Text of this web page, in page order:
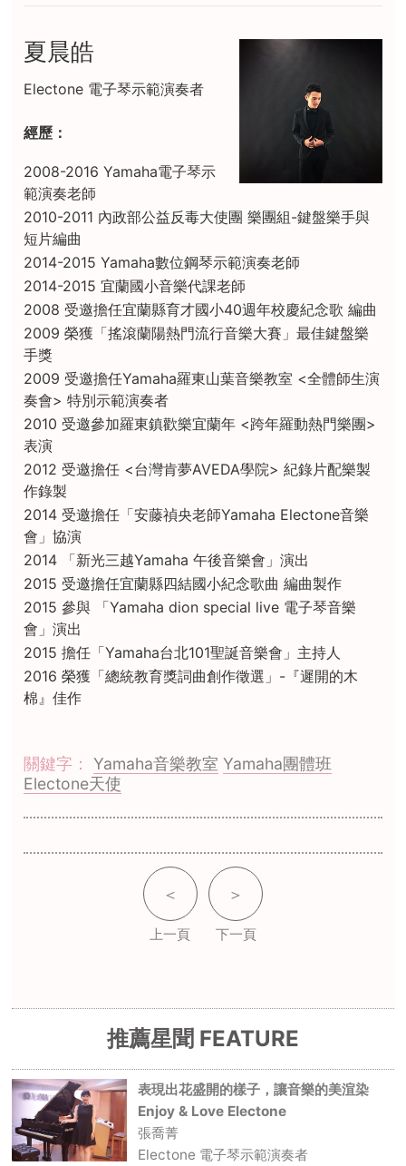
夏晨皓
Electone 電子琴示範演奏者
經歷：
2008-2016 Yamaha電子琴示
範演奏老師
2010-2011 內政部公益反毒大使團 樂團組-鍵盤樂手與
短片編曲
2014-2015 Yamaha數位鋼琴示範演奏老師
2014-2015 宜蘭國小音樂代課老師
2008 受邀擔任宜蘭縣育才國小40週年校慶紀念歌 編曲
2009 榮獲「搖滾蘭陽熱門流行音樂大賽」最佳鍵盤樂
手獎
2009 受邀擔任Yamaha羅東山葉音樂教室 <全體師生演
奏會> 特別示範演奏者
2010 受邀參加羅東鎮歡樂宜蘭年 <跨年羅動熱門樂團>
表演
2012 受邀擔任 <台灣肯夢AVEDA學院> 紀錄片配樂製
作錄製
2014 受邀擔任「安藤禎央老師Yamaha Electone音樂
會」協演
2014 「新光三越Yamaha 午後音樂會」演出
2015 受邀擔任宜蘭縣四結國小紀念歌曲 編曲製作
2015 參與 「Yamaha dion special live 電子琴音樂
會」演出
2015 擔任「Yamaha台北101聖誕音樂會」主持人
2016 榮獲「總統教育獎詞曲創作徵選」-『遲開的木
棉』佳作
關鍵字：Yamaha音樂教室 Yamaha團體班
Electone天使
＜
上一頁
＞
下一頁
推薦星聞 FEATURE
表現出花盛開的樣子，讓音樂的美渲染
Enjoy & Love Electone
張喬菁
Electone 電子琴示範演奏者